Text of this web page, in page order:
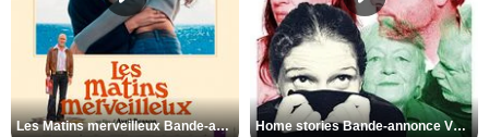
Les Matins merveilleux Bande-annonce VF Home stories Bande-annonce VO STFR